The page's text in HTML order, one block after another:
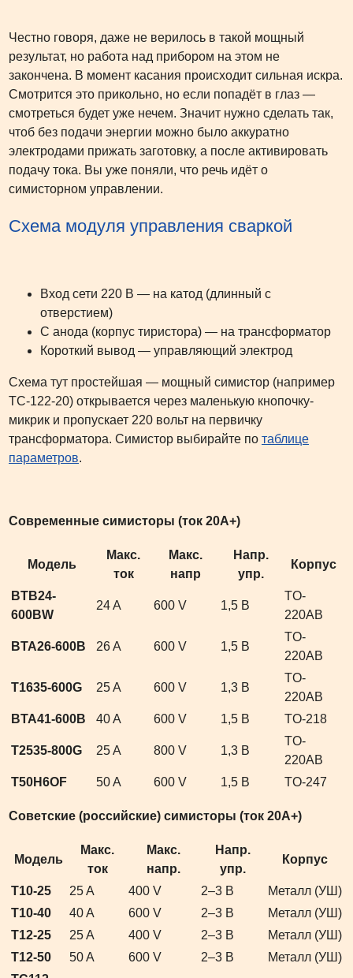
Честно говоря, даже не верилось в такой мощный
результат, но работа над прибором на этом не
закончена. В момент касания происходит сильная искра.
Смотрится это прикольно, но если попадёт в глаз —
смотреться будет уже нечем. Значит нужно сделать так,
чтоб без подачи энергии можно было аккуратно
электродами прижать заготовку, а после активировать
подачу тока. Вы уже поняли, что речь идёт о
симисторном управлении.
Схема модуля управления сваркой
Вход сети 220 В — на катод (длинный с
отверстием)
С анода (корпус тиристора) — на трансформатор
Короткий вывод — управляющий электрод
Схема тут простейшая — мощный симистор (например
ТС-122-20) открывается через маленькую кнопочку-
микрик и пропускает 220 вольт на первичку
трансформатора. Симистор выбирайте по таблице
параметров.
Современные симисторы (ток 20А+)
Модель
Макс.
ток
Макс.
напр
Напр.
упр.
Корпус
BTB24-
600BW
24 A 600 V 1,5 В
TO-
220AB
BTA26-600B 26 A 600 V 1,5 В
TO-
220AB
T1635-600G 25 A 600 V 1,3 В
TO-
220AB
BTA41-600B
40 A 600 V 1,5 В TO-218
T2535-800G 25 A 800 V 1,3 В
TO-
220AB
T50H6OF
50 A 600 V 1,5 В TO-247
Советские (российские) симисторы (ток 20А+)
Модель
Макс.
ток
Макс.
напр.
Напр.
упр.
Корпус
Т10-25 25 A 400 V 2–3 В
Металл (УШ)
Т10-40
40 A 600 V 2–3 В
Металл (УШ)
Т12-25
25 A 400 V 2–3 В
Металл (УШ)
Т12-50
50 A 600 V 2–3 В
Металл (УШ)